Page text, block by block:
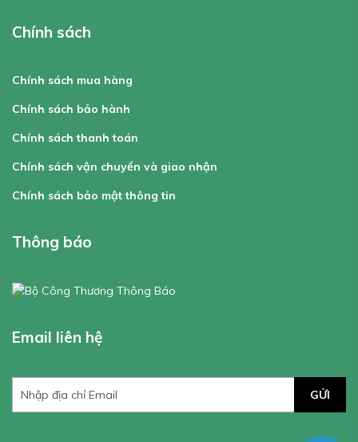
Chính sách
Chính sách mua hàng
Chính sách bảo hành
Chính sách thanh toán
Chính sách vận chuyển và giao nhận
Chính sách bảo mật thông tin
Thông báo
Email liên hệ
GỬI